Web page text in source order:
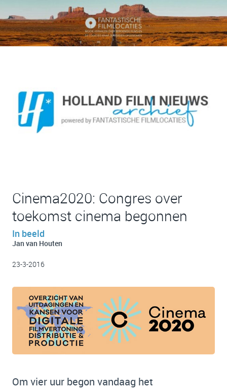
Cinema2020: Congres over
toekomst cinema begonnen
In beeld
Jan van Houten
23-3-2016
Om vier uur begon vandaag het